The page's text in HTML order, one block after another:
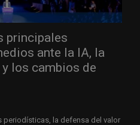
principales
ante la IA, la
los cambios de
periodísticas, la defensa del valor